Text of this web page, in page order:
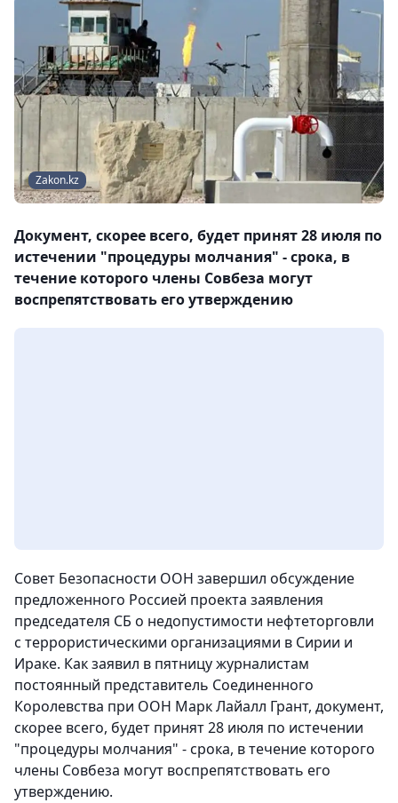
Zakon.kz
Документ, скорее всего, будет принят 28 июля по
истечении "процедуры молчания" - срока, в
течение которого члены Совбеза могут
воспрепятствовать его утверждению
Совет Безопасности ООН завершил обсуждение
предложенного Россией проекта заявления
председателя СБ о недопустимости нефтеторговли
с террористическими организациями в Сирии и
Ираке. Как заявил в пятницу журналистам
постоянный представитель Соединенного
Королевства при ООН Марк Лайалл Грант, документ,
скорее всего, будет принят 28 июля по истечении
"процедуры молчания" - срока, в течение которого
члены Совбеза могут воспрепятствовать его
утверждению.